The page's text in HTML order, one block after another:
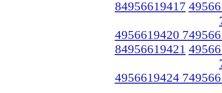
84956619417
4956619420
84956619421
4956619424